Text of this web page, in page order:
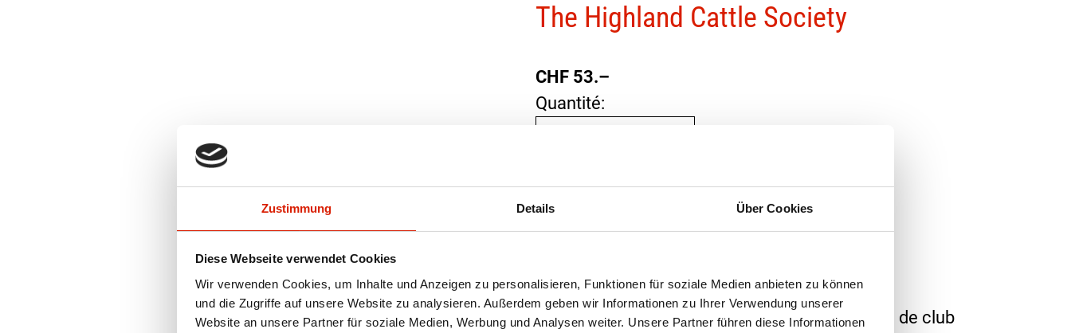
Zustimmung Details Über Cookies
Diese Webseite verwendet Cookies
Wir verwenden Cookies, um Inhalte und Anzeigen zu personalisieren, Funktionen für soziale Medien anbieten zu können
und die Zugriffe auf unsere Website zu analysieren. Außerdem geben wir Informationen zu Ihrer Verwendung unserer
Website an unsere Partner für soziale Medien, Werbung und Analysen weiter. Unsere Partner führen diese Informationen
The Highland Cattle Society
CHF 53.–
Quantité:
Résistante aux intempéries et à la lumière
Pour une commande, vous devez être membre de club